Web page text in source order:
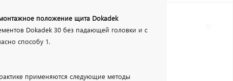
положение щита Dokadek
Dokadek 30 без падающей головки и с
способу 1.
применяются следующие методы